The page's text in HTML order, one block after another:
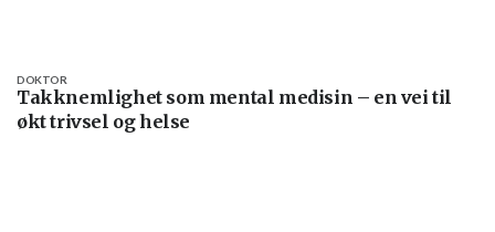
Takknemlighet som mental medisin – en vei til
økt trivsel og helse
DOKTOR